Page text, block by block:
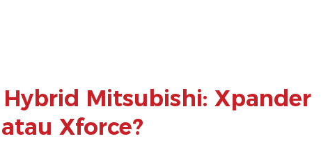
Mitsubishi: Xpander
atau Xforce?